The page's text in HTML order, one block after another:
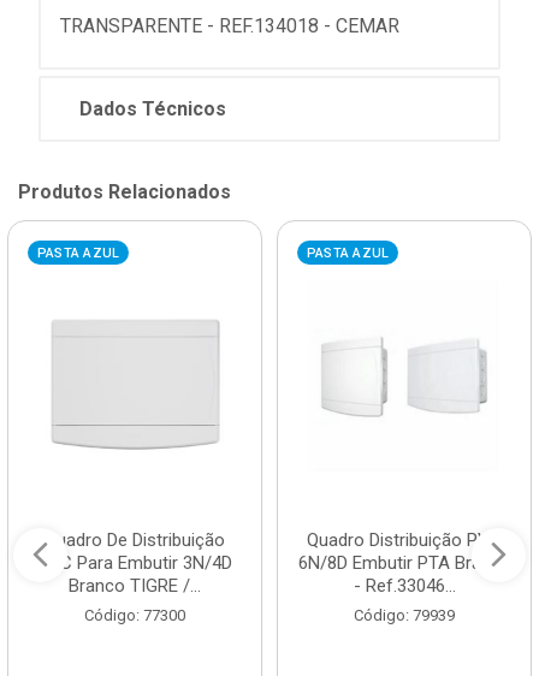
TRANSPARENTE - REF.134018 - CEMAR
Dados Técnicos
Produtos Relacionados
PASTA AZUL
Quadro De Distribuição
PVC Para Embutir 3N/4D
Branco TIGRE /...
Código: 77300
PASTA AZUL
Quadro Distribuição PVC
6N/8D Embutir PTA Branco
- Ref.33046...
Código: 79939